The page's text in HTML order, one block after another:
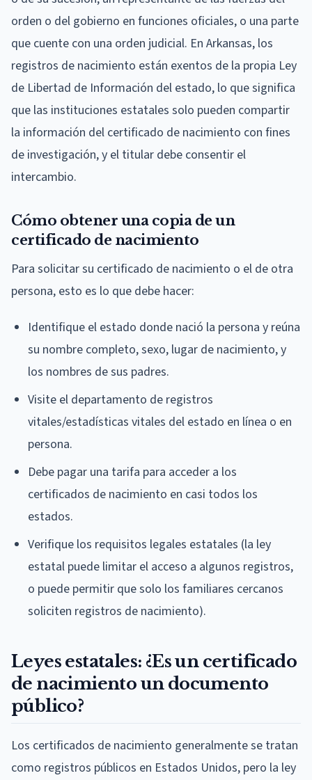
orden o del gobierno en funciones oficiales, o una parte
que cuente con una orden judicial. En Arkansas, los
registros de nacimiento están exentos de la propia Ley
de Libertad de Información del estado, lo que significa
que las instituciones estatales solo pueden compartir
la información del certificado de nacimiento con fines
de investigación, y el titular debe consentir el
intercambio.
Cómo obtener una copia de un
certificado de nacimiento
Para solicitar su certificado de nacimiento o el de otra
persona, esto es lo que debe hacer:
Identifique el estado donde nació la persona y reúna
su nombre completo, sexo, lugar de nacimiento, y
los nombres de sus padres.
Visite el departamento de registros
vitales/estadísticas vitales del estado en línea o en
persona.
Debe pagar una tarifa para acceder a los
certificados de nacimiento en casi todos los
estados.
Verifique los requisitos legales estatales (la ley
estatal puede limitar el acceso a algunos registros,
o puede permitir que solo los familiares cercanos
soliciten registros de nacimiento).
Leyes estatales: ¿Es un certificado
de nacimiento un documento
público?
Los certificados de nacimiento generalmente se tratan
como registros públicos en Estados Unidos, pero la ley